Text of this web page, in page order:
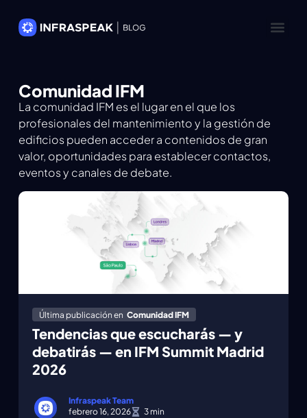
Comunidad IFM
La comunidad IFM es el lugar en el que los
profesionales del mantenimiento y la gestión de
edificios pueden acceder a contenidos de gran
valor, oportunidades para establecer contactos,
eventos y canales de debate.
Última publicación en Comunidad IFM
Tendencias que escucharás — y
debatirás — en IFM Summit Madrid
2026
Infraspeak Team
febrero 16, 2026